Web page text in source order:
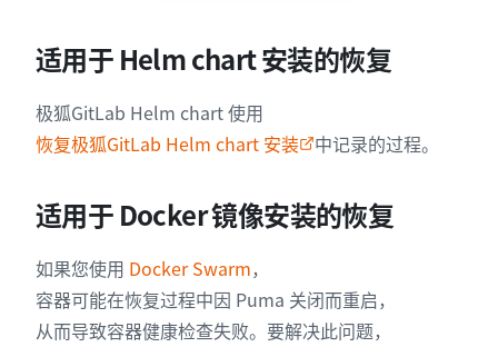
适用于 Helm chart 安装的恢复
极狐GitLab Helm chart 使用
恢复极狐GitLab Helm chart 安装
中记录的过程。
适用于 Docker 镜像安装的恢复
如果您使用 Docker Swarm，
容器可能在恢复过程中因 Puma 关闭而重启，
从而导致容器健康检查失败。要解决此问题，